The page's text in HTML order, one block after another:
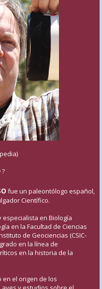
?
fue un paleontólogo español,
Científico.
especialista en Biología
en la Facultad de Ciencias
de Geociencias (CSIC-
en la línea de
en la historia de la
en el origen de los